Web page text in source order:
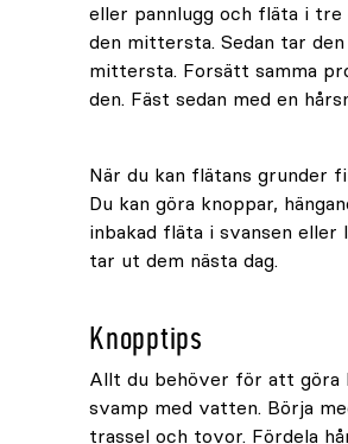
eller pannlugg och fläta i
den mittersta. Sedan tar
mittersta. Forsätt samma
den. Fäst sedan med en
När du kan flätans grunder
Du kan göra knoppar,
inbakad fläta i svansen
tar ut dem nästa dag.
Knopptips
Allt du behöver för att göra
svamp med vatten. Börja
trassel och tovor. Fördela